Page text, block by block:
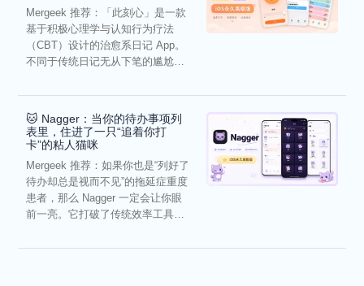
Mergeek 推荐：「此刻心」是一款
基于积极心理学与认知行为疗法
（CBT）设计的治愈系日记 App。
不同于传统日记无从下笔的尴尬，
🐱 Nagger：当你的待办事项列
表里，住进了一只“追着你打
卡”的粘人猫咪
Mergeek 推荐：如果你也是“列好了
待办却总是视而不见”的拖延症重度
患者，那么 Nagger 一定会让你眼
前一亮。它打破了传统效率工具冰